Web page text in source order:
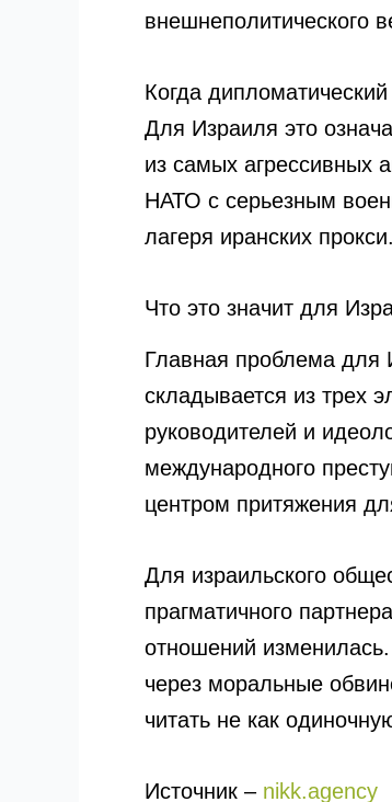
внешнеполитического
Когда
Для Израиля это
из самых агрессивных
НАТО с серьезным
лагеря иранских прокси.
Что это значит для
Главная проблема для
складывается из трех
руководителей и
международного
центром притяжения
Для израильского
прагматичного
отношений
через моральные
читать не как
Источник – nikk.agency